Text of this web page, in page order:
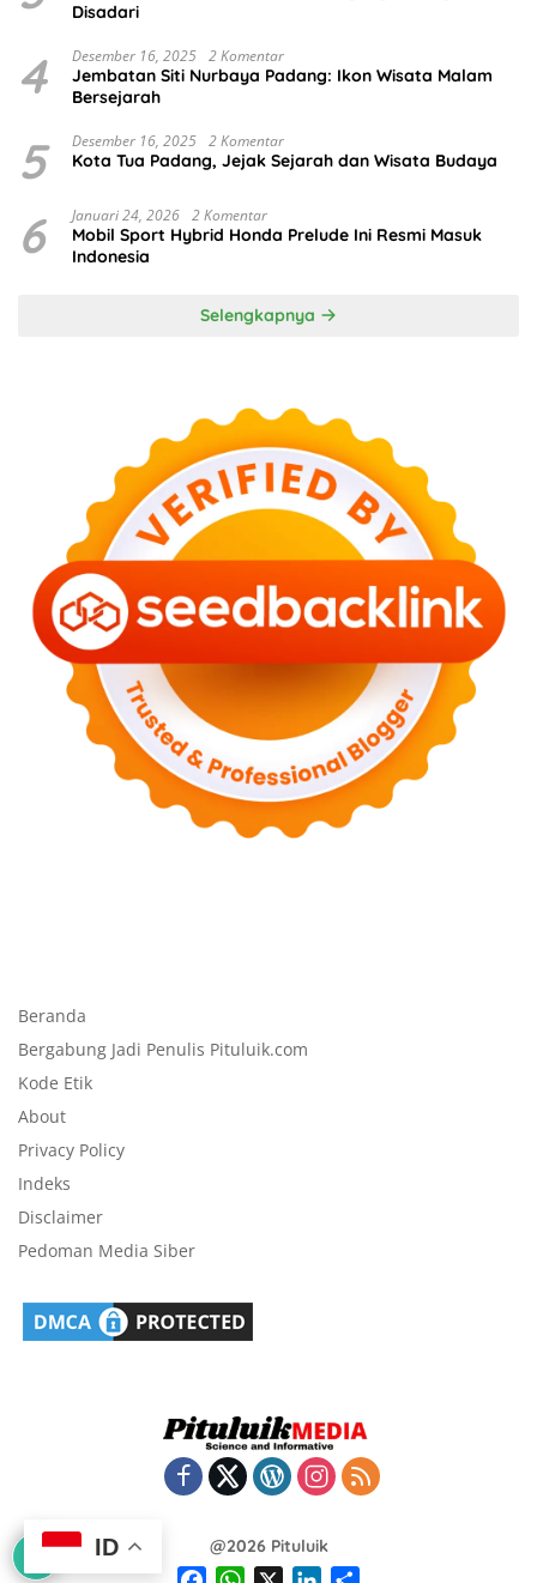
Disadari
4 Desember 16, 2025 2 Komentar
Jembatan Siti Nurbaya Padang: Ikon Wisata Malam
Bersejarah
5 Desember 16, 2025 2 Komentar
Kota Tua Padang, Jejak Sejarah dan Wisata Budaya
6 Januari 24, 2026 2 Komentar
Mobil Sport Hybrid Honda Prelude Ini Resmi Masuk
Indonesia
Selengkapnya
Beranda
Bergabung Jadi Penulis Pituluik.com
Kode Etik
About
Privacy Policy
Indeks
Disclaimer
Pedoman Media Siber
@2026 Pituluik
W
ID